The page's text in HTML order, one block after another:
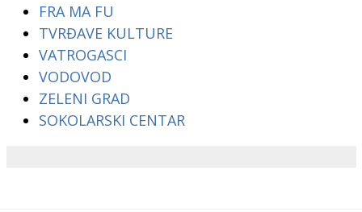
FRA MA FU
TVRĐAVE KULTURE
VATROGASCI
VODOVOD
ZELENI GRAD
SOKOLARSKI CENTAR